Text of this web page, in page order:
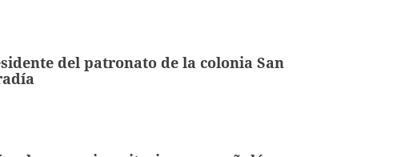
del patronato de la colonia San